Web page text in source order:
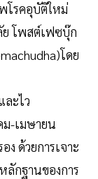
โรคอุบัติใหม่
โพสต์เฟซบุ๊ก
โดย
ละไว
ม-เมษายน
ด้วยการเจาะ
กฐานของการ